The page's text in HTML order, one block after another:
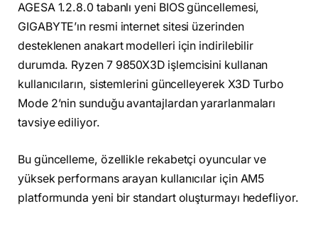
AGESA 1.2.8.0 tabanlı yeni BIOS güncellemesi,
GIGABYTE’ın resmi internet sitesi üzerinden
desteklenen anakart modelleri için indirilebilir
durumda. Ryzen 7 9850X3D işlemcisini kullanan
kullanıcıların, sistemlerini güncelleyerek X3D Turbo
Mode 2’nin sunduğu avantajlardan yararlanmaları
tavsiye ediliyor.
Bu güncelleme, özellikle rekabetçi oyuncular ve
yüksek performans arayan kullanıcılar için AM5
platformunda yeni bir standart oluşturmayı hedefliyor.